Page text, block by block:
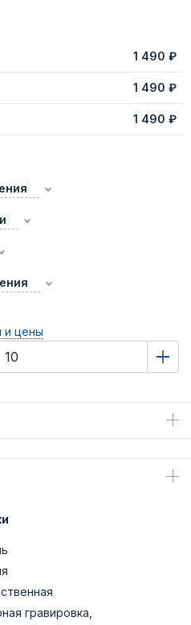
1 490 ₽
1 490 ₽
1 490 ₽
и цены
гравировка,